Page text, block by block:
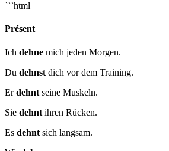
```html
Présent
Ich dehne mich jeden Morgen.
Du dehnst dich vor dem Training.
Erdehnt seine Muskeln.
Sie dehnt ihren Rücken.
Es dehnt sich langsam.